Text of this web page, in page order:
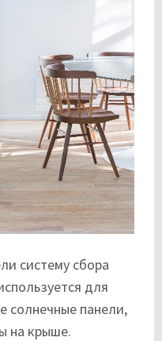
систему сбора
для
солнечные панели,
на крыше.